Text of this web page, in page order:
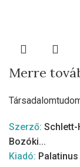
Merre
Szerző: Schlett-
Bozóki...
Kiadó: Palatinus